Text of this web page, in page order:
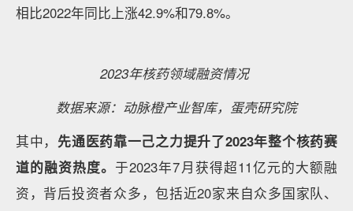
以抗体药企业天辰生物为例，基于自主研发的3大技术
多款产品管线，目前已有3款I类创新药项目步入临床。
推进至临床II期，预计2024年将陆续进入临床III期。
据该企业在2023欧洲鼻科学大会上公布的LP-003的临
床I期数据，相比全球首代抗IgE抗体奥马珠单抗，LP-
003具有更高的亲和力，更好的生物学活性, 有提高药